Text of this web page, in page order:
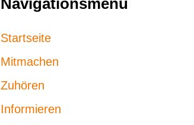
Navigationsmenü
Startseite
Mitmachen
Zuhören
Informieren